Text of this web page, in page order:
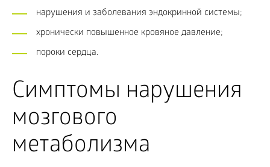
нарушения и заболевания эндокринной системы;
хронически повышенное кровяное давление;
пороки сердца.
Симптомы нарушения
мозгового
метаболизма